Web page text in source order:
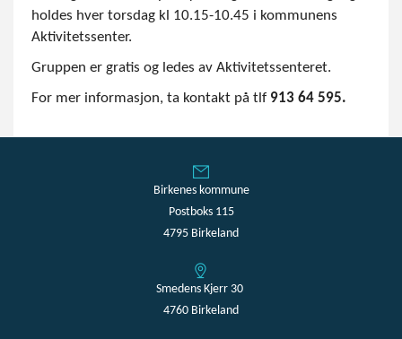
holdes hver torsdag kl 10.15-10.45 i kommunens
Aktivitetssenter.
Gruppen er gratis og ledes av Aktivitetssenteret.
For mer informasjon, ta kontakt på tlf 913 64 595.
Birkenes kommune
Postboks 115
4795 Birkeland
Smedens Kjerr 30
4760 Birkeland